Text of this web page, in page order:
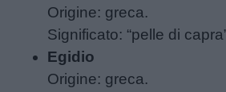
Origine: greca.
Significato: “pelle di
Egidio
Origine: greca.